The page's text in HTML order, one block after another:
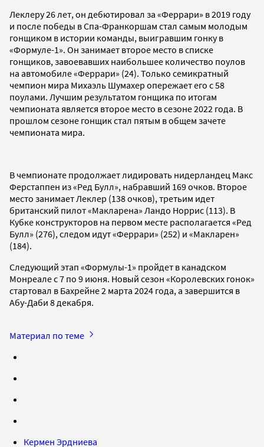
Леклеру 26 лет, он дебютировал за «Феррари» в 2019 году
и после победы в Спа-Франкоршам стал самым молодым
гонщиком в истории команды, выигравшим гонку в
«Формуле-1». Он занимает второе место в списке
гонщиков, завоевавших наибольшее количество поулов
на автомобиле «Феррари» (24). Только семикратный
чемпион мира Михаэль Шумахер опережает его с 58
поулами. Лучшим результатом гонщика по итогам
чемпионата является второе место в сезоне 2022 года. В
прошлом сезоне гонщик стал пятым в общем зачете
чемпионата мира.
В чемпионате продолжает лидировать нидерландец Макс
Ферстаппен из «Ред Булл», набравший 169 очков. Второе
место занимает Леклер (138 очков), третьим идет
британский пилот «Макларена» Ландо Норрис (113). В
Кубке конструкторов на первом месте располагается «Ред
Булл» (276), следом идут «Феррари» (252) и «Макларен»
(184).
Следующий этап «Формулы-1» пройдет в канадском
Монреале с 7 по 9 июня. Новый сезон «Королевских гонок»
стартовал в Бахрейне 2 марта 2024 года, а завершится в
Абу-Даби 8 декабря.
Материал по теме
Кермен Эрдниева